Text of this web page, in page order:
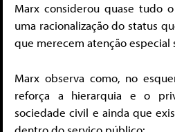
Marx considerou quase tudo
uma racionalização do status
que merecem atenção especial
Marx observa como, no
reforça a hierarquia e o
sociedade civil e ainda que